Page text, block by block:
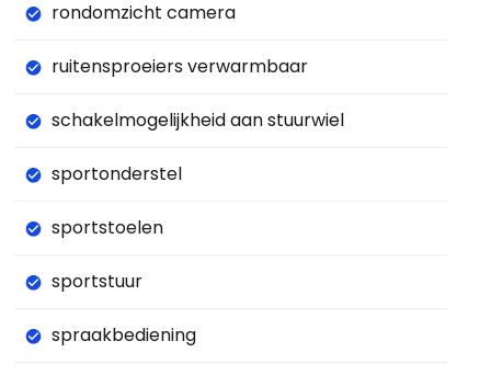
rondomzicht camera
ruitensproeiers verwarmbaar
schakelmogelijkheid aan stuurwiel
sportonderstel
sportstoelen
sportstuur
spraakbediening